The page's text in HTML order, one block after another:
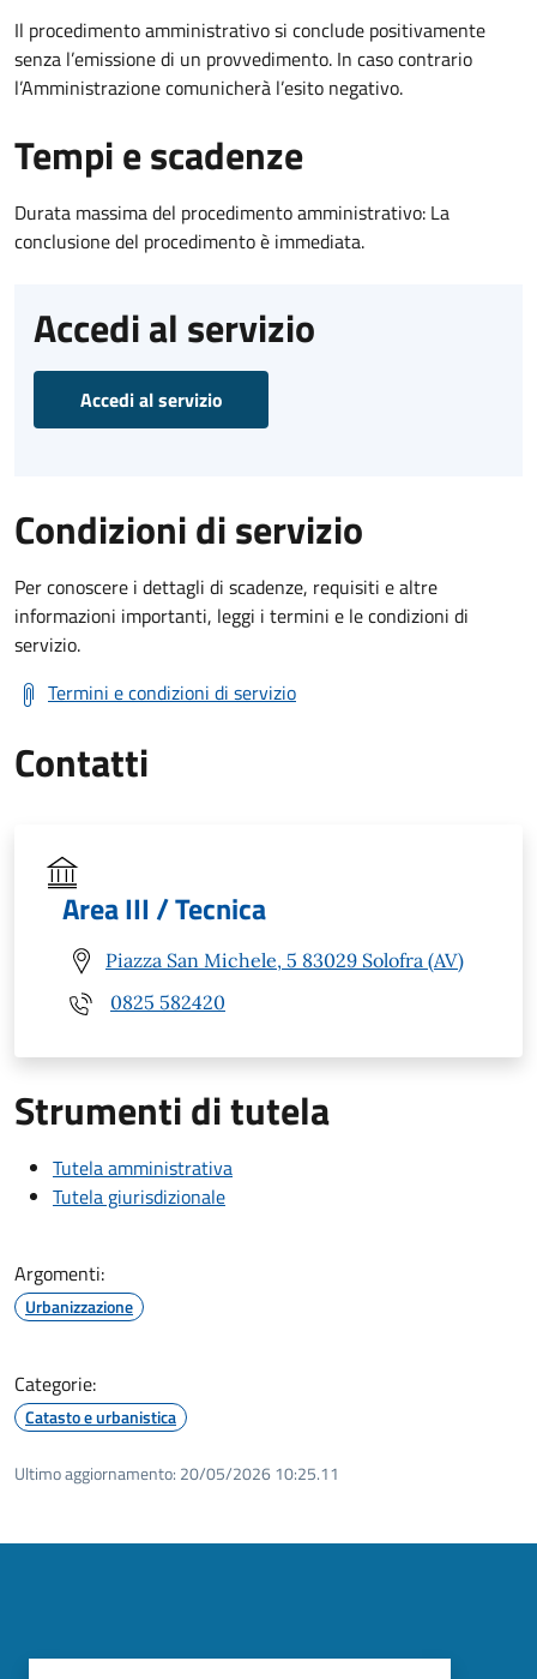
Il procedimento amministrativo si conclude positivamente
senza l’emissione di un provvedimento. In caso contrario
l’Amministrazione comunicherà l’esito negativo.
Tempi e scadenze
Durata massima del procedimento amministrativo: La
conclusione del procedimento è immediata.
Accedi al servizio
Accedi al servizio
Condizioni di servizio
Per conoscere i dettagli di scadenze, requisiti e altre
informazioni importanti, leggi i termini e le condizioni di
servizio.
Termini e condizioni di servizio
Contatti
Area III / Tecnica
Piazza San Michele, 5 83029 Solofra (AV)
0825 582420
Strumenti di tutela
Tutela amministrativa
Tutela giurisdizionale
Argomenti:
Urbanizzazione
Categorie:
Catasto e urbanistica
Ultimo aggiornamento: 20/05/2026 10:25.11